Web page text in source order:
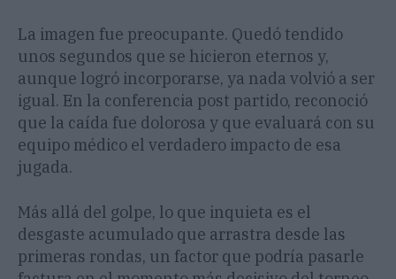
La imagen fue preocupante. Quedó tendido
unos segundos que se hicieron eternos y,
aunque logró incorporarse, ya nada volvió a ser
igual. En la conferencia post partido, reconoció
que la caída fue dolorosa y que evaluará con su
equipo médico el verdadero impacto de esa
jugada.
Más allá del golpe, lo que inquieta es el
desgaste acumulado que arrastra desde las
primeras rondas, un factor que podría pasarle